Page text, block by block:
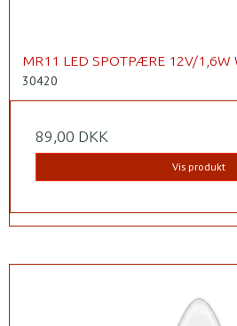
MR11 LED SPOTPÆRE 12V/1,6W
30420
89,00 DKK
Vis produkt